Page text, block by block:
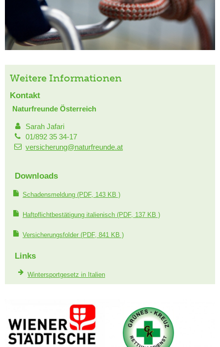
Weitere Informationen
Kontakt
Naturfreunde Österreich
Sarah Jafari
01/892 35 34-17
versicherung@naturfreunde.at
Downloads
Schadensmeldung (PDF, 143 KB )
Haftpflichtbestätigung italienisch (PDF, 137 KB )
Versicherungsfolder (PDF, 841 KB )
Links
Wintersportgesetz in Italien